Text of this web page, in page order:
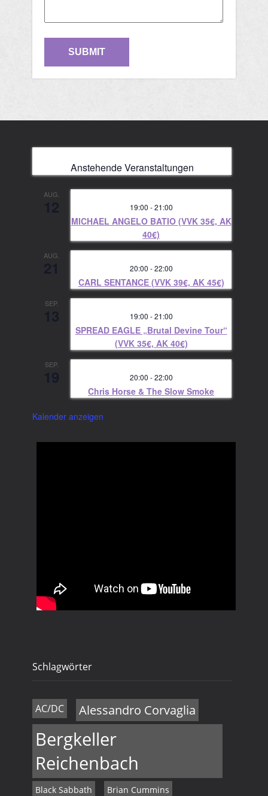
Anstehende Veranstaltungen
AUG.
19:00 -21:00
MICHAEL ANGELO BATIO (VVK 35€, AK
40€)
AUG.
20:00 -22:00
CARL SENTANCE (VVK 39€, AK 45€)
SEP.
19:00 -21:00
SPREAD EAGLE „Brutal Devine Tour“
(VVK 35€, AK 40€)
SEP.
20:00 -22:00
Chris Horse & The Slow Smoke
Kalender anzeigen
Schlagwörter
AC/DC Alessandro Corvaglia
Bergkeller
Reichenbach
Black Sabbath Brian Cummins